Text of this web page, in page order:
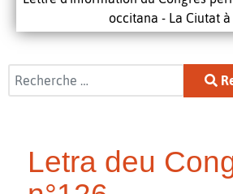
occitana - La Ciutat à
Rechercher
Letra deu